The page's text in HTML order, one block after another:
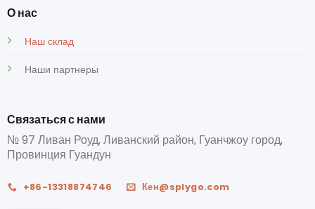
О нас
Наш склад
Наши партнеры
Связаться с нами
№ 97 Ливан Роуд, Ливанский район, Гуанчжоу город,
Провинция Гуандун
+86-13318874746 Кен@splygo.com